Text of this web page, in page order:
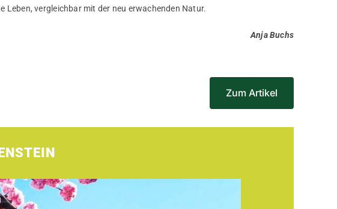
Leben, vergleichbar mit der neu erwachenden Natur.
Anja Buchs
Zum Artikel